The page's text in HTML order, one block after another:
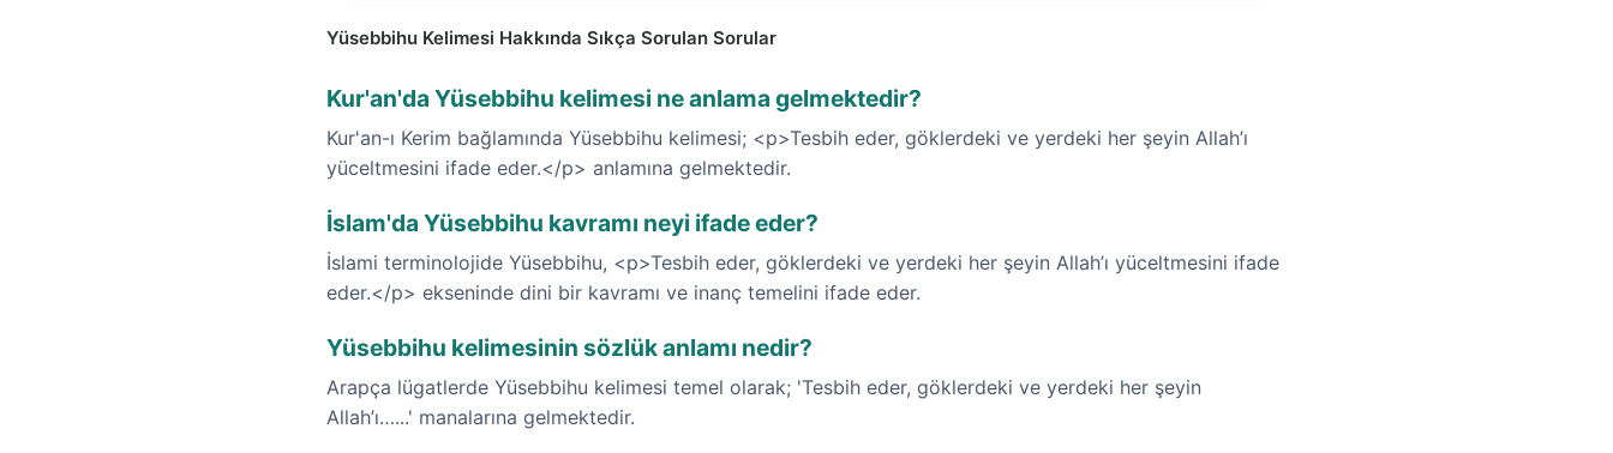
Yüsebbihu Kelimesi Hakkında Sıkça Sorulan Sorular
Kur'an'da Yüsebbihu kelimesi ne anlama gelmektedir?
Kur'an-ı Kerim bağlamında Yüsebbihu kelimesi; <p>Tesbih eder, göklerdeki ve yerdeki her şeyin Allah’ı
yüceltmesini ifade eder.</p> anlamına gelmektedir.
İslam'da Yüsebbihu kavramı neyi ifade eder?
İslami terminolojide Yüsebbihu, <p>Tesbih eder, göklerdeki ve yerdeki her şeyin Allah’ı yüceltmesini ifade
eder.</p> ekseninde dini bir kavramı ve inanç temelini ifade eder.
Yüsebbihu kelimesinin sözlük anlamı nedir?
Arapça lügatlerde Yüsebbihu kelimesi temel olarak; 'Tesbih eder, göklerdeki ve yerdeki her şeyin
Allah’ı…...' manalarına gelmektedir.